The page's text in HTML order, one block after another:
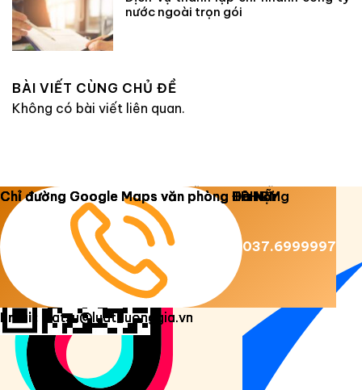
nước ngoài trọn gói
BÀI VIẾT CÙNG CHỦ ĐỀ
Không có bài viết liên quan.
Copyright 2026 © Luật Dương Gia